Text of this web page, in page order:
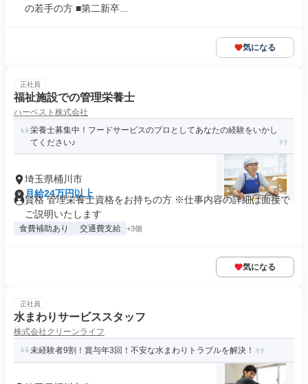
の若手の方 ■第二新卒...
気になる
正社員
福祉施設での管理栄養士
ハーベスト株式会社
栄養士募集中！フードサービスのプロとしてあなたの経験をいかし
てください♪
埼玉県桶川市
月給24万円以上
資格 管理栄養士資格をお持ちの方 ※仕事内容の詳細は面接で
ご説明いたします
食費補助あり 交通費支給 +3個
気になる
正社員
水まわりサービススタッフ
株式会社クリーンライフ
未経験者9割！賞与年3回！不安な水まわりトラブルを解決！